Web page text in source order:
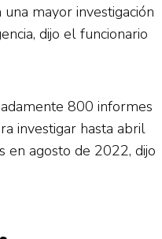
mayor investigación
dijo el funcionario
800 informes
investigar hasta abril
en agosto de 2022, dijo